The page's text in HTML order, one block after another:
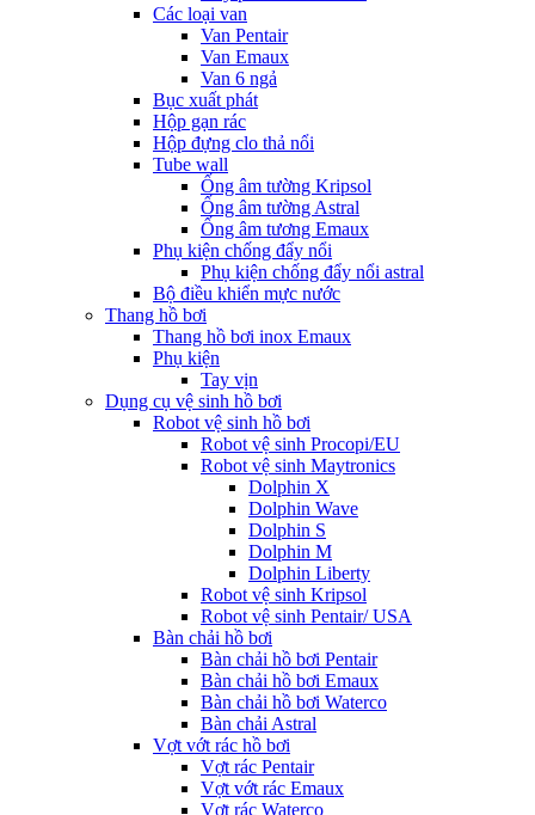
Các loại van
Van Pentair
Van Emaux
Van 6 ngả
Bục xuất phát
Hộp gạn rác
Hộp đựng clo thả nổi
Tube wall
Ống âm tường Kripsol
Ống âm tường Astral
Ống âm tương Emaux
Phụ kiện chống đẩy nổi
Phụ kiện chống đẩy nổi astral
Bộ điều khiển mực nước
Thang hồ bơi
Thang hồ bơi inox Emaux
Phụ kiện
Tay vịn
Dụng cụ vệ sinh hồ bơi
Robot vệ sinh hồ bơi
Robot vệ sinh Procopi/EU
Robot vệ sinh Maytronics
Dolphin X
Dolphin Wave
Dolphin S
Dolphin M
Dolphin Liberty
Robot vệ sinh Kripsol
Robot vệ sinh Pentair/ USA
Bàn chải hồ bơi
Bàn chải hồ bơi Pentair
Bàn chải hồ bơi Emaux
Bàn chải hồ bơi Waterco
Bàn chải Astral
Vợt vớt rác hồ bơi
Vợt rác Pentair
Vợt vớt rác Emaux
Vợt rác Waterco